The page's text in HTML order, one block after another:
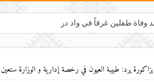
وفاة طفلين غرقاً في واد درعة بأولاد يحيى
يرد: طبيبة العيون في رخصة إدارية و الوزارة